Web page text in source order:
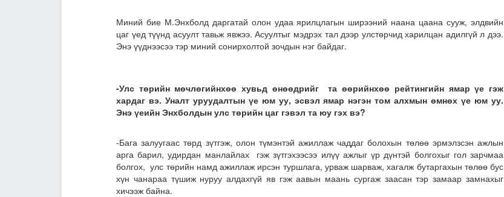
Миний бие М.Энхболд даргатай олон удаа ярилцлагын ширээний наана цаана сууж, элдвийн
цаг үед түүнд асуулт тавьж явжээ. Асуултыг мэдрэх тал дээр улстөрчид харилцан адилгүй л дээ.
Энэ үүднээсээ тэр миний сонирхолтой зочдын нэг байдаг.
-Улс төрийн мөчлөгийнхөө хувьд өнөөдрийг та өөрийн­хөө рейтингийн ямар үе гэж
хардаг вэ. Уналт уруудалтын үе юм уу, эсвэл ямар нэгэн том алхмын өмнөх үе юм уу.
Энэ үеийн Энхболдын улс төрийн цаг гэвэл та юу гэх вэ?
-Бага залуугаас төрд зүтгэж, олон түмэнтэй ажиллаж чад­даг болохын төлөө эрмэлзсэн ажлын
арга барил, удирдан манлайлах гэж зүтгэхээсээ илүү ажлыг үр дүнтэй болгохыг гол зарчмаа
болгох, улс төрийн намд ажиллаж ирсэн турш­лага, урваж шарваж, хагалж бутар­гахын төлөө бус
хүн чанараа түшиж нуруу алдахгүй яв гэж аавын маань сургаж заасан тэр замаар замнахыг
хичээж байна.